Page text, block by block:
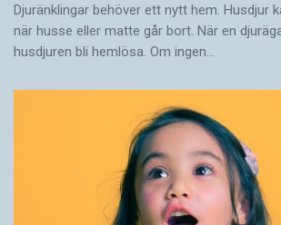
Djuränklingar behöver ett nytt hem. Husdjur
när husse eller matte går bort. När en
husdjuren bli hemlösa. Om ingen…